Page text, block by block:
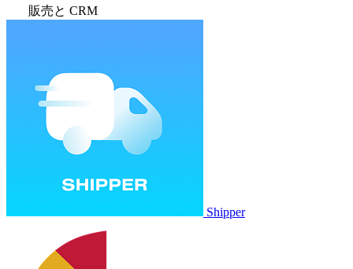
販売と CRM
Shipper